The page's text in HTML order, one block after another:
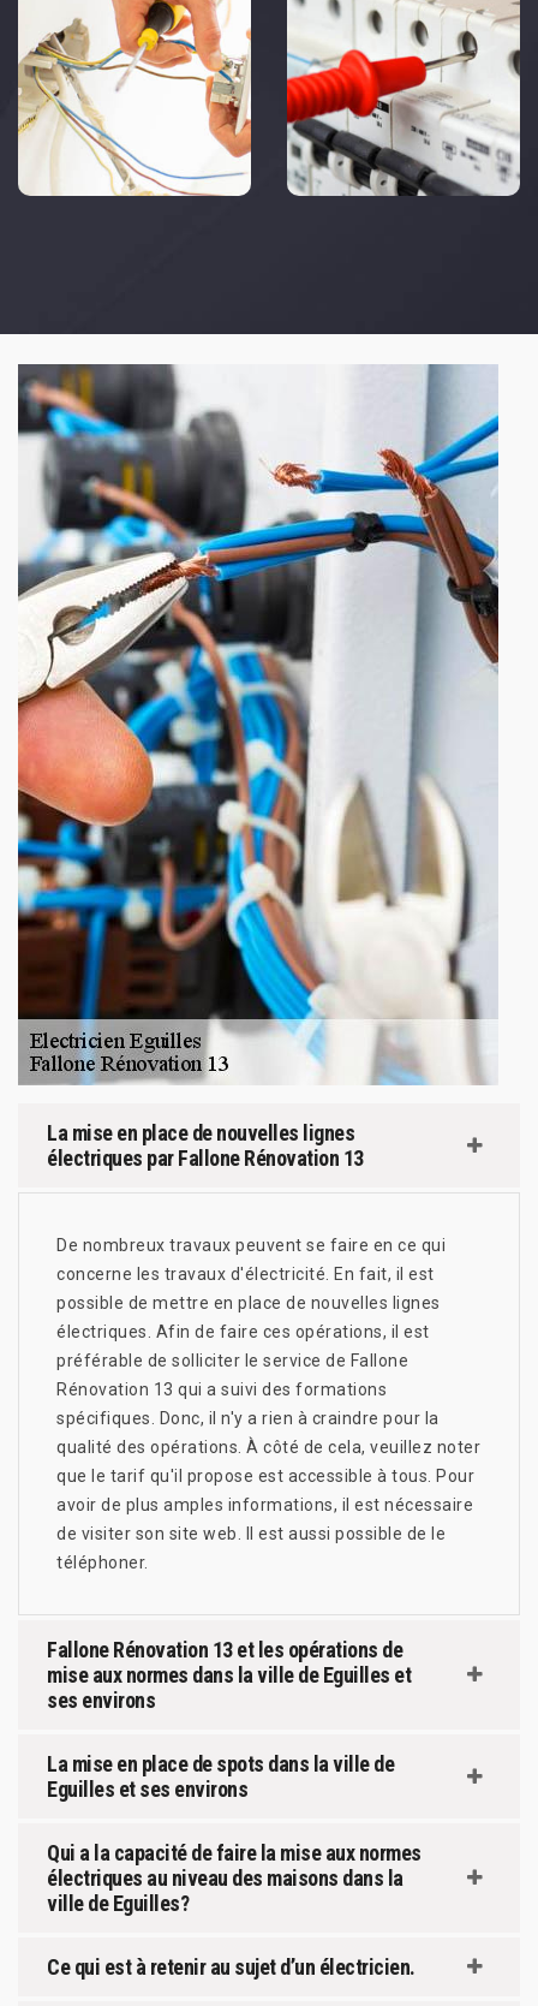
La mise en place de nouvelles lignes
électriques par Fallone Rénovation 13
De nombreux travaux peuvent se faire en ce qui
concerne les travaux d'électricité. En fait, il est
possible de mettre en place de nouvelles lignes
électriques. Afin de faire ces opérations, il est
préférable de solliciter le service de Fallone
Rénovation 13 qui a suivi des formations
spécifiques. Donc, il n'y a rien à craindre pour la
qualité des opérations. À côté de cela, veuillez noter
que le tarif qu'il propose est accessible à tous. Pour
avoir de plus amples informations, il est nécessaire
de visiter son site web. Il est aussi possible de le
téléphoner.
Fallone Rénovation 13 et les opérations de
mise aux normes dans la ville de Eguilles et
ses environs
La mise en place de spots dans la ville de
Eguilles et ses environs
Qui a la capacité de faire la mise aux normes
électriques au niveau des maisons dans la
ville de Eguilles?
Ce qui est à retenir au sujet d’un électricien.